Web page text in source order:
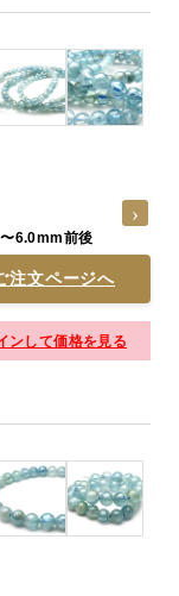
6.0mm前後
注文ページへ
ンして価格を見る